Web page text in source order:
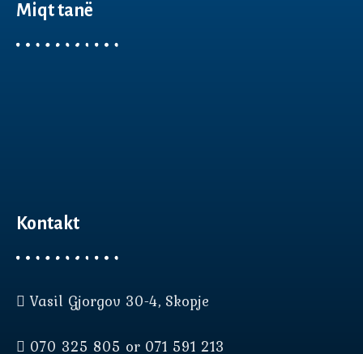
Miqt tanë
Kontakt
Vasil Gjorgov 30-4, Skopje
070 325 805 or 071 591 213
колачиња (cookies) за да Ви